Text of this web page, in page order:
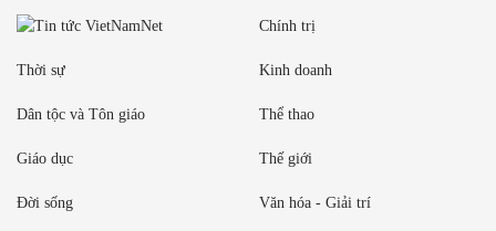
Chính trị
Thời sự Kinh doanh
Dân tộc và Tôn giáo Thể thao
Giáo dục Thế giới
Đời sống Văn hóa - Giải trí